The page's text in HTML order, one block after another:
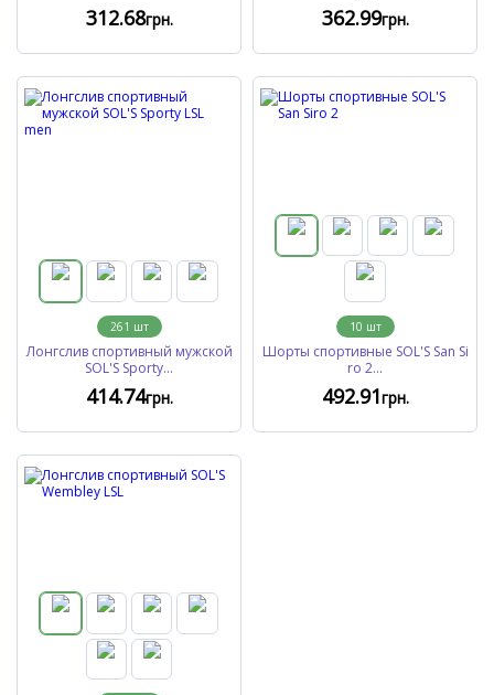
312.68грн. 362.99грн.
261 шт
Лонгслив спортивный мужской
SOL'S Sporty...
414.74грн.
10 шт
Шорты спортивные SOL'S San Si
ro 2...
492.91грн.